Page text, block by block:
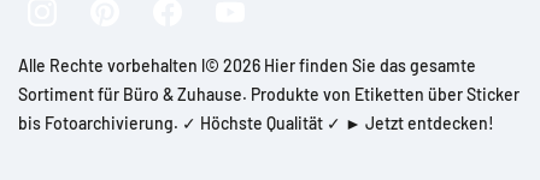
Alle Rechte vorbehalten l© 2026 Hier finden Sie das gesamte
Sortiment für Büro & Zuhause. Produkte von Etiketten über Sticker
bis Fotoarchivierung. ✓ Höchste Qualität ✓ ► Jetzt entdecken!